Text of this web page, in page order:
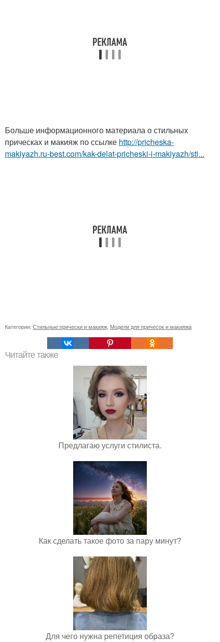
Больше информационного материала о стильных
прическах и макияж по ссылке http://pricheska-
makiyazh.ru-best.com/kak-delat-pricheski-i-makiyazh/sti...
Категории: Стильные прически и макияж Модели для причесок и макияжа
Читайте также
Предлагаю услуги стилиста.
Как сделать такое фото за пару минут?
Для чего нужна репетиция образа?